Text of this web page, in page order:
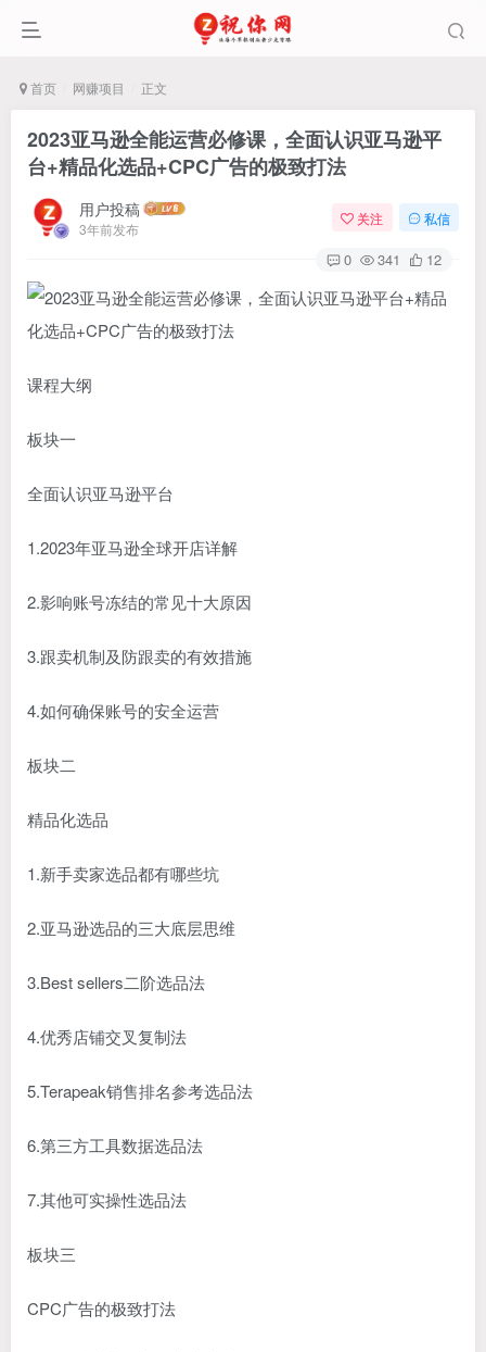
首页 网赚项目 正文
2023亚马逊全能运营必修课，全面认识亚马逊平
台+精品化选品+CPC广告的极致打法
用户投稿
3年前发布
关注 私信
0 341 12
课程大纲
板块一
全面认识亚马逊平台
1.2023年亚马逊全球开店详解
2.影响账号冻结的常见十大原因
3.跟卖机制及防跟卖的有效措施
4.如何确保账号的安全运营
板块二
精品化选品
1.新手卖家选品都有哪些坑
2.亚马逊选品的三大底层思维
3.Best sellers二阶选品法
4.优秀店铺交叉复制法
5.Terapeak销售排名参考选品法
6.第三方工具数据选品法
7.其他可实操性选品法
板块三
CPC广告的极致打法